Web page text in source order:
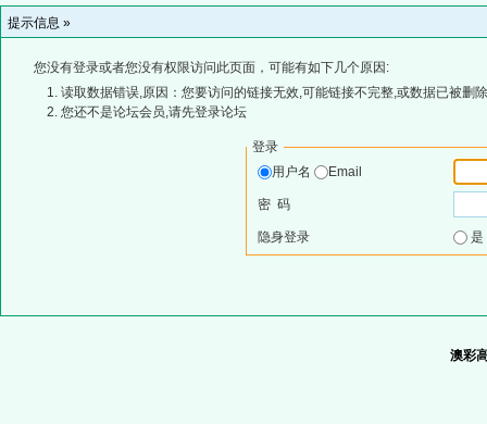
提示信息 »
您没有登录或者您没有权限访问此页面，可能有如下几个原因:
读取数据错误,原因：您要访问的链接无效,可能链接不完整,或数据已被删
您还不是论坛会员,请先登录论坛
登录
用户名
Email
密 码
隐身登录
澳彩